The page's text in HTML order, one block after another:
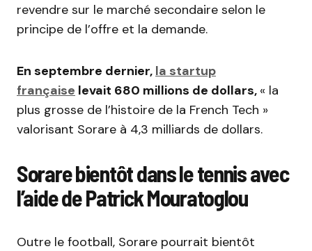
revendre sur le marché secondaire selon le
principe de l’offre et la demande.
En septembre dernier, la startup
française levait 680 millions de dollars, « la
plus grosse de l’histoire de la French Tech »
valorisant Sorare à 4,3 milliards de dollars.
Sorare bientôt dans le tennis avec
l’aide de Patrick Mouratoglou
Outre le football, Sorare pourrait bientôt